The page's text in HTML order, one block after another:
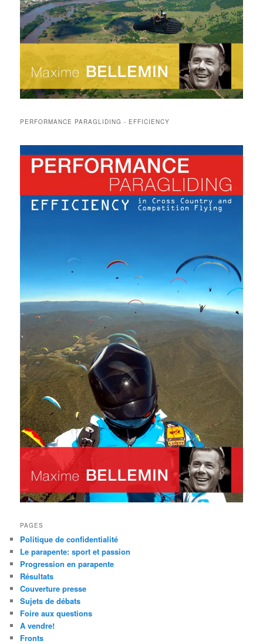
PERFORMANCE PARAGLIDING - EFFICIENCY
PAGES
Politique de confidentialité
Le parapente: sport et passion
Progression en parapente
Résultats
Couverture presse
Sujets de débats
Foire aux questions
A vendre!
Fronts